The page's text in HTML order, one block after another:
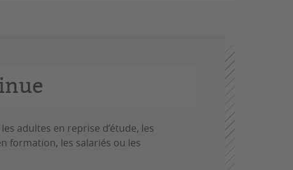
adultes en reprise d’étude, les
formation, les salariés ou les